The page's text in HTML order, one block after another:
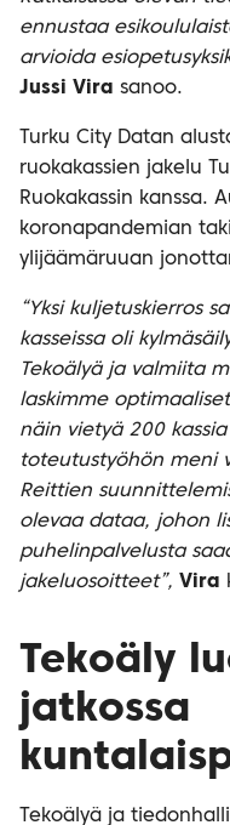
ennustaa
arvioida
Jussi Vira sanoo.
Turku City Datan
ruokakassien jakelu
Ruokakassin kanssa.
koronapandemian
ylijäämäruuan
“Yksi kuljetuskierros
kasseissa oli
Tekoälyä ja valmiita
laskimme
näin vietyä 200
toteutustyöhön meni
Reittien
olevaa dataa, johon
puhelinpalvelusta
jakeluosoitteet”, Vira
Tekoäly
jatkossa
Tekoälyä ja